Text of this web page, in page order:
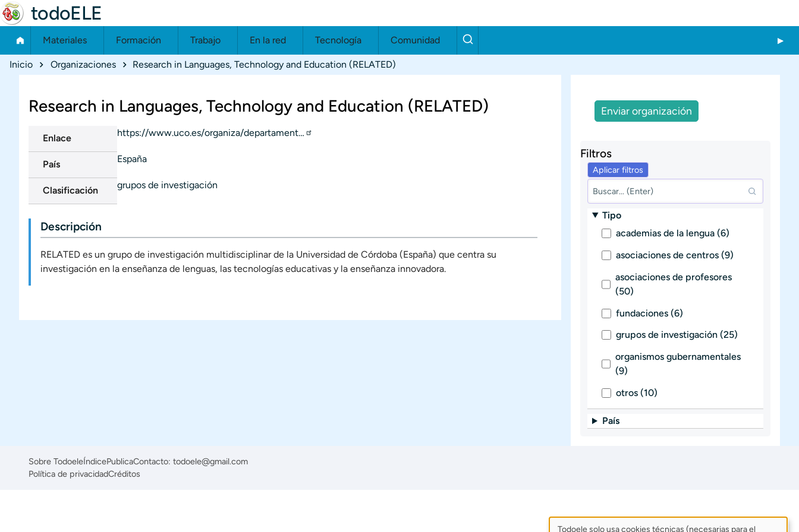
todoELE
Materiales Formación Trabajo En la red Tecnología Comunidad
Ruta de navegación
Inicio Organizaciones Research in Languages, Technology and Education (RELATED)
Research in Languages, Technology and Education (RELATED)
Enlace
https://www.uco.es/organiza/departament…
País
España
Clasificación
grupos de investigación
Descripción
RELATED es un grupo de investigación multidisciplinar de la Universidad de Córdoba (España) que centra su
investigación en la enseñanza de lenguas, las tecnologías educativas y la enseñanza innovadora.
Enviar organización
Filtros
Tipo
academias de la lengua (6)
asociaciones de centros (9)
asociaciones de profesores
(50)
fundaciones (6)
grupos de investigación (25)
organismos gubernamentales
(9)
otros (10)
País
Sobre TodoeleÍndicePublicaContacto: todoele@gmail.com
Política de privacidadCréditos
Todoele solo usa cookies técnicas (necesarias para el